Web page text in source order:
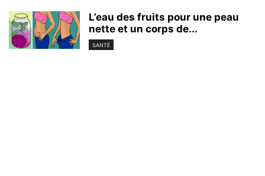
L’eau des fruits pour une peau
nette et un corps de...
SANTÉ